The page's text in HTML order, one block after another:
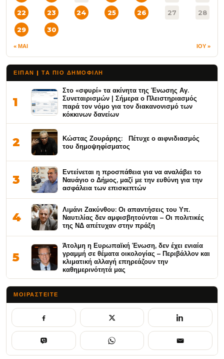
22 23 24 25 26 27 28
29 30
« ΜΑΙ ΙΟΥ »
ΕΙΠΑΝ | ΤΑ ΠΙΟ ΔΗΜΟΦΙΛΉ
1
Στο «σφυρί» τα ακίνητα της Ένωσης Αγ.
Συνεταιρισμών | Σήμερα ο Πλειστηριασμός
παρά τον νόμο για τον διακανονισμό των
κόκκινων δανείων
2
Κώστας Ζουράρης: Πέτυχε ο αιφνιδιασμός
του δημοψηφίσματος
3
Εντείνεται η προσπάθεια για να αναλάβει το
Ναυάγιο ο Δήμος, μαζί με την ευθύνη για την
ασφάλεια των επισκεπτών
4
Λιμάνι Ζακύνθου: Οι απαντήσεις του Υπ.
Ναυτιλίας δεν αμφισβητούνται – Οι πολιτικές
της ΝΔ απέτυχαν στην πράξη
5
Άτολμη η Ευρωπαϊκή Ένωση, δεν έχει ενιαία
γραμμή σε θέματα οικολογίας – Περιβάλλον και
κλιματική αλλαγή επηρεάζουν την
καθημερινότητά μας
ΜΟΙΡΑΣΤΕΊΤΕ